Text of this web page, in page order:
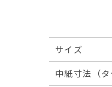
サイズ
中紙寸法（タ